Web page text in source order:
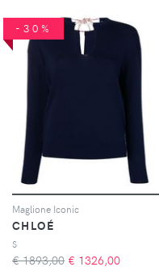
-30%
Maglione Iconic
CHLOÉ
S
€ 1893,00 € 1326,00